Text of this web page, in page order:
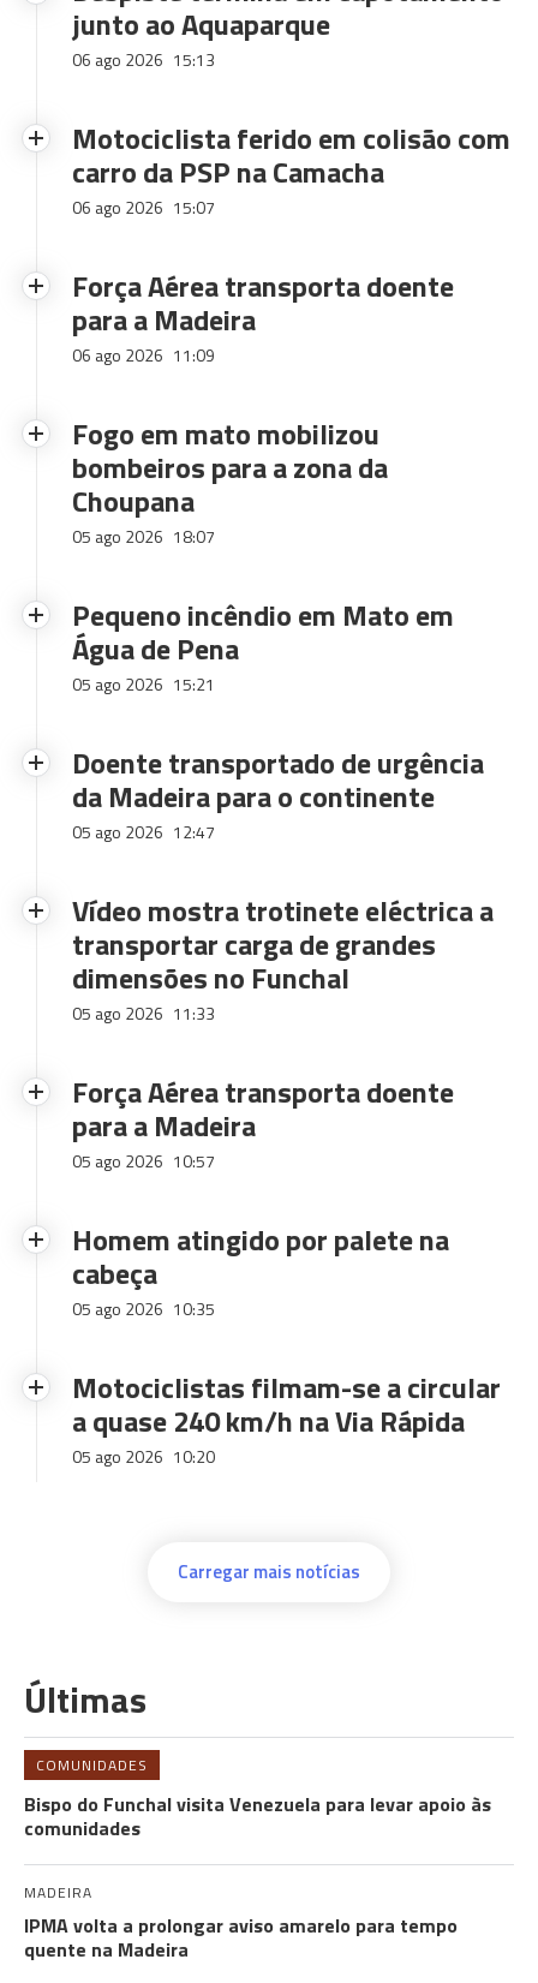
junto ao Aquaparque
06 ago 2026 15:13
Motociclista ferido em colisão com
carro da PSP na Camacha
06 ago 2026 15:07
Força Aérea transporta doente
para a Madeira
06 ago 2026 11:09
Fogo em mato mobilizou
bombeiros para a zona da
Choupana
05 ago 2026 18:07
Pequeno incêndio em Mato em
Água de Pena
05 ago 2026 15:21
Doente transportado de urgência
da Madeira para o continente
05 ago 2026 12:47
Vídeo mostra trotinete eléctrica a
transportar carga de grandes
dimensões no Funchal
05 ago 2026 11:33
Força Aérea transporta doente
para a Madeira
05 ago 2026 10:57
Homem atingido por palete na
cabeça
05 ago 2026 10:35
Motociclistas filmam-se a circular
a quase 240 km/h na Via Rápida
05 ago 2026 10:20
Carregar mais notícias
Últimas
COMUNIDADES
Bispo do Funchal visita Venezuela para levar apoio às
comunidades
MADEIRA
IPMA volta a prolongar aviso amarelo para tempo
quente na Madeira